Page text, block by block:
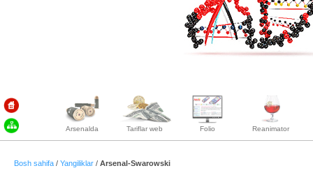
Arsenalda Tariflar web Folio Reanimator
Bosh sahifa / Yangiliklar / Arsenal-Swarowski